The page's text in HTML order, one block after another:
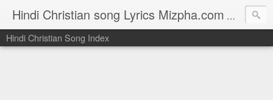
Hindi Christian song Lyrics Mizpha.com Hindi
Hindi Christian Song Index